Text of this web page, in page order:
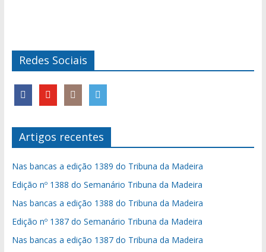
Redes Sociais
Artigos recentes
Nas bancas a edição 1389 do Tribuna da Madeira
Edição nº 1388 do Semanário Tribuna da Madeira
Nas bancas a edição 1388 do Tribuna da Madeira
Edição nº 1387 do Semanário Tribuna da Madeira
Nas bancas a edição 1387 do Tribuna da Madeira